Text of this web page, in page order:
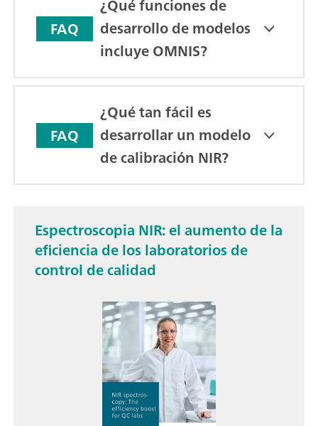
FAQ
¿Qué funciones de
desarrollo de modelos
incluye OMNIS?
FAQ
¿Qué tan fácil es
desarrollar un modelo
de calibración NIR?
Espectroscopia NIR: el aumento de la
eficiencia de los laboratorios de
control de calidad